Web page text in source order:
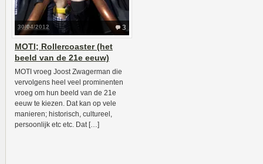
3
30/04/2012
MOTI; Rollercoaster (het
beeld van de 21e eeuw)
MOTI vroeg Joost Zwagerman die
vervolgens heel veel prominenten
vroeg om hun beeld van de 21e
eeuw te kiezen. Dat kan op vele
manieren; historisch, cultureel,
persoonlijk etc etc. Dat […]